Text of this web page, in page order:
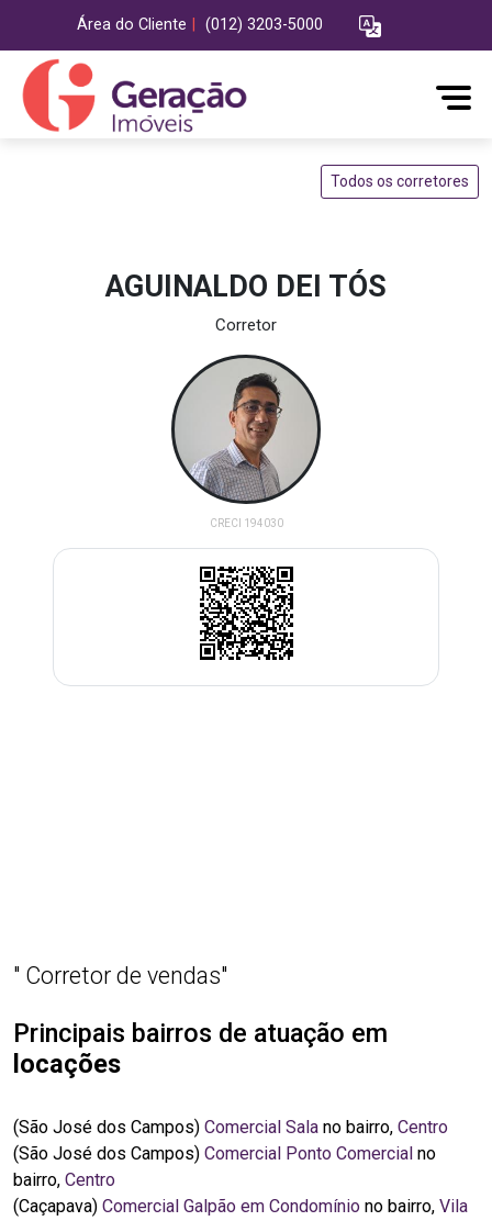
Área do Cliente (012) 3203-5000
Todos os corretores
AGUINALDO DEI TÓS
Corretor
CRECI 194030
" Corretor de vendas"
Principais bairros de atuação em
locações
(São José dos Campos) Comercial Sala no bairro, Centro
(São José dos Campos) Comercial Ponto Comercial no
bairro, Centro
(Caçapava) Comercial Galpão em Condomínio no bairro, Vila